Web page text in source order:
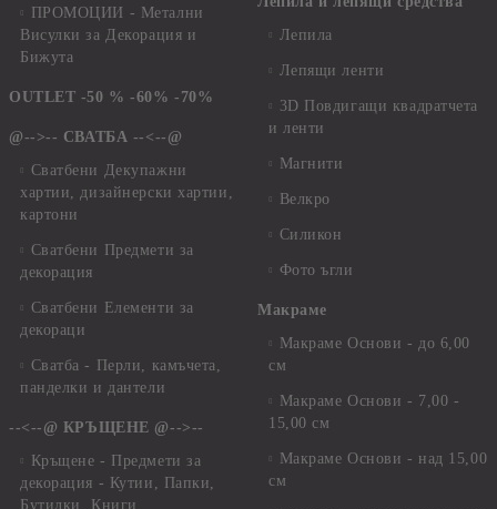
ПРОМОЦИИ - Метални
Висулки за Декорация и
Бижута
OUTLET -50 % -60% -70%
@-->-- СВАТБА --<--@
Сватбени Декупажни
хартии, дизайнерски хартии,
картони
Сватбени Предмети за
декорация
Сватбени Елементи за
декораци
Сватба - Перли, камъчета,
панделки и дантели
--<--@ КРЪЩЕНЕ @-->--
Кръщене - Предмети за
декорация - Кутии, Папки,
Бутилки, Книги
Лепила
Лепящи ленти
3D Повдигащи квадратчета
и ленти
Магнити
Велкро
Силикон
Фото ъгли
Макраме
Макраме Основи - до 6,00
см
Макраме Основи - 7,00 -
15,00 см
Макраме Основи - над 15,00
см